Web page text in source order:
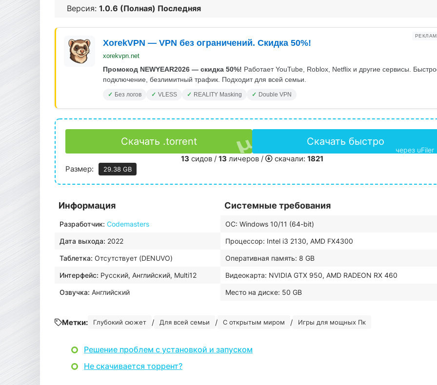
Версия: 1.0.6 (Полная) Последняя
XorekVPN — VPN без ограничений. Скидка 50%!
xorekvpn.net
Промокод NEWYEAR2026 — скидка 50%! Работает YouTube, Roblox, Netflix и другие сервисы.
подключение, безлимитный трафик. Подходит для всей семьи.
Без логов VLESS REALITY Masking Double VPN
Скачать .torrent Скачать быстро
через uFiler
13 сидов / 13 личеров / скачали: 1821
Размер:
29.38 GB
Информация
Разработчик: Codemasters
Дата выхода: 2022
Таблетка: Отсутствует (DENUVO)
Интерфейс: Русский, Английский, Multi12
Озвучка: Английский
Системные требования
ОС: Windows 10/11 (64-bit)
Процессор: Intel i3 2130, AMD FX4300
Оперативная память: 8 GB
Видеокарта: NVIDIA GTX 950, AMD RADEON RX 460
Место на диске: 50 GB
Метки: Глубокий сюжет / Для всей семьи / С открытым миром / Игры для мощных Пк
Решение проблем с установкой и запуском
Не скачивается торрент?